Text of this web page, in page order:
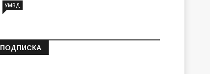
УМВД
ПОДПИСКА